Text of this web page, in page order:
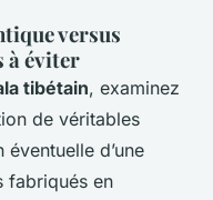
versus
à éviter
tibétain, examinez
de véritables
d’une
fabriqués en